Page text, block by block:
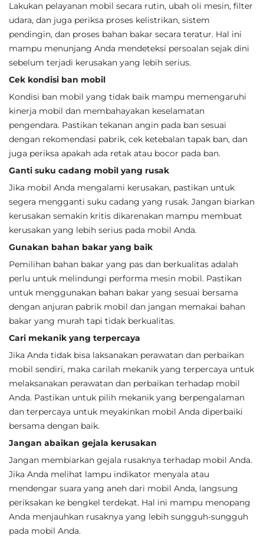
Lakukan pelayanan mobil secara rutin, ubah oli mesin, filter
udara, dan juga periksa proses kelistrikan, sistem
pendingin, dan proses bahan bakar secara teratur. Hal ini
mampu menunjang Anda mendeteksi persoalan sejak dini
sebelum terjadi kerusakan yang lebih serius.
Cek kondisi ban mobil
Kondisi ban mobil yang tidak baik mampu memengaruhi
kinerja mobil dan membahayakan keselamatan
pengendara. Pastikan tekanan angin pada ban sesuai
dengan rekomendasi pabrik, cek ketebalan tapak ban, dan
juga periksa apakah ada retak atau bocor pada ban.
Ganti suku cadang mobil yang rusak
Jika mobil Anda mengalami kerusakan, pastikan untuk
segera mengganti suku cadang yang rusak. Jangan biarkan
kerusakan semakin kritis dikarenakan mampu membuat
kerusakan yang lebih serius pada mobil Anda.
Gunakan bahan bakar yang baik
Pemilihan bahan bakar yang pas dan berkualitas adalah
perlu untuk melindungi performa mesin mobil. Pastikan
untuk menggunakan bahan bakar yang sesuai bersama
dengan anjuran pabrik mobil dan jangan memakai bahan
bakar yang murah tapi tidak berkualitas.
Cari mekanik yang terpercaya
Jika Anda tidak bisa laksanakan perawatan dan perbaikan
mobil sendiri, maka carilah mekanik yang terpercaya untuk
melaksanakan perawatan dan perbaikan terhadap mobil
Anda. Pastikan untuk pilih mekanik yang berpengalaman
dan terpercaya untuk meyakinkan mobil Anda diperbaiki
bersama dengan baik.
Jangan abaikan gejala kerusakan
Jangan membiarkan gejala rusaknya terhadap mobil Anda.
Jika Anda melihat lampu indikator menyala atau
mendengar suara yang aneh dari mobil Anda, langsung
periksakan ke bengkel terdekat. Hal ini mampu menopang
Anda menjauhkan rusaknya yang lebih sungguh-sungguh
pada mobil Anda.